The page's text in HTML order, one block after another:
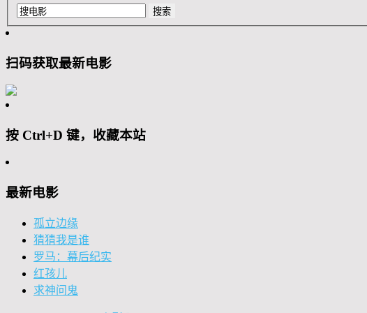
扫码获取最新电影
按 Ctrl+D 键，收藏本站
最新电影
孤立边缘
猜猜我是谁
罗马：幕后纪实
红孩儿
求神问鬼